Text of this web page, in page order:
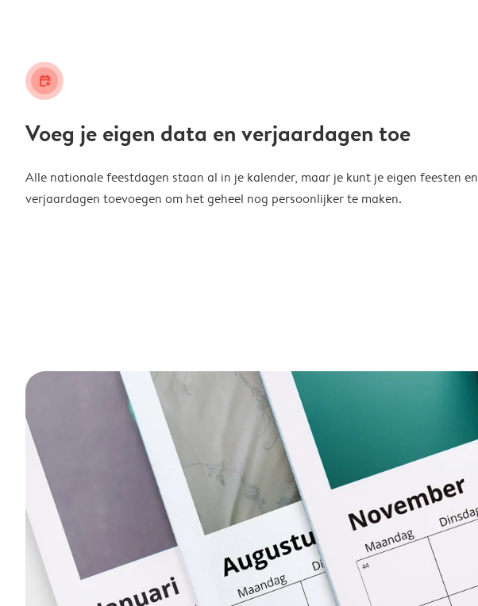
calendar_plus
Voeg je eigen data en verjaardagen toe
Alle nationale feestdagen staan al in je kalender, maar je kunt je eigen feesten en
verjaardagen toevoegen om het geheel nog persoonlijker te maken.